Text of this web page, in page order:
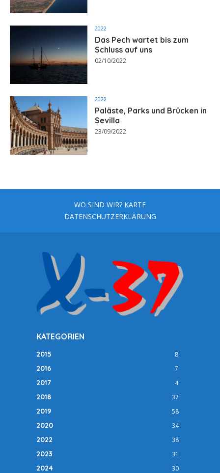
2022
Das Pech wartet bis zum
Schluss auf uns
02/10/2022
2022
Paläste, Parks und Brücken in
Sevilla
23/09/2022
WO SIND WIR? KARTE
DATENSCHUTZERKLÄRUNG
KATEGORIEN
2015 8
2016 7
2017 4
2018 37
2019 58
2020 34
2022 38
2023 31
2024 30